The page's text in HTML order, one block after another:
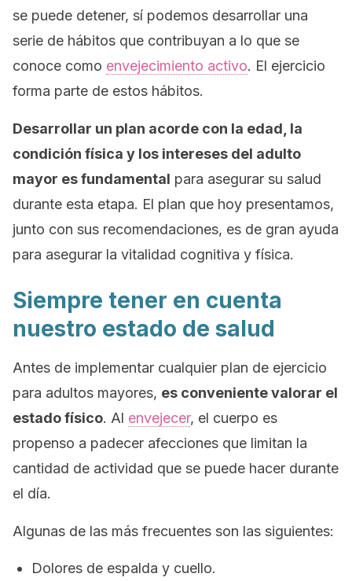
se puede detener, sí podemos desarrollar una
serie de hábitos que contribuyan a lo que se
conoce como envejecimiento activo. El ejercicio
forma parte de estos hábitos.
Desarrollar un plan acorde con la edad, la
condición física y los intereses del adulto
mayor es fundamental para asegurar su salud
durante esta etapa. El plan que hoy presentamos,
junto con sus recomendaciones, es de gran ayuda
para asegurar la vitalidad cognitiva y física.
Siempre tener en cuenta
nuestro estado de salud
Antes de implementar cualquier plan de ejercicio
para adultos mayores, es conveniente valorar el
estado físico. Al envejecer, el cuerpo es
propenso a padecer afecciones que limitan la
cantidad de actividad que se puede hacer durante
el día.
Algunas de las más frecuentes son las siguientes:
Dolores de espalda y cuello.